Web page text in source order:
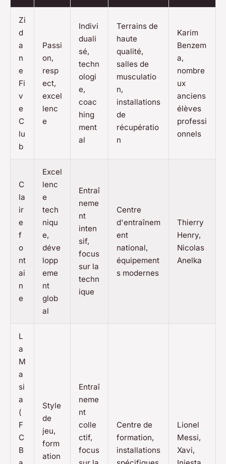
Zi
d
a
n
e
Fi
v
e
C
lu
b
Passi
on,
resp
ect,
excel
lenc
e
Indivi
duali
sé,
techn
ologi
e,
coac
hing
ment
al
Terrains de
haute
qualité,
salles de
musculatio
n,
installations
de
récupératio
n
Karim
Benzem
a,
nombre
ux
anciens
élèves
professi
onnels
C
la
ir
e
f
o
nt
ai
n
e
Excel
lenc
e
tech
niqu
e,
déve
lopp
eme
nt
glob
al
Entraî
neme
nt
inten
sif,
focus
sur la
techn
ique
Centre
d'entraînem
ent
national,
équipement
s modernes
Thierry
Henry,
Nicolas
Anelka
L
a
M
a
si
a
(
F
C
B
Style
de
jeu,
form
ation
Entraî
neme
nt
colle
ctif,
focus
Centre de
formation,
installations
Lionel
Messi,
Xavi,